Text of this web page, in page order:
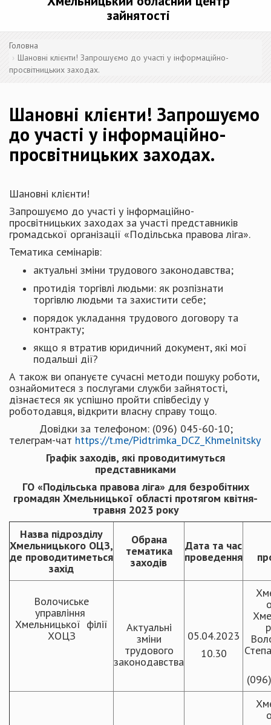
зайнятості
Головна
Шановні клієнти! Запрошуємо до участі у інформаційно-
просвітницьких заходах.
Шановні клієнти! Запрошуємо
до участі у інформаційно-
просвітницьких заходах.
Шановні клієнти!
Запрошуємо до участі у інформаційно-
просвітницьких заходах за участі представників
громадської організації «Подільська правова ліга».
Тематика семінарів:
актуальні зміни трудового законодавства;
протидія торгівлі людьми: як розпізнати
торгівлю людьми та захистити себе;
порядок укладання трудового договору та
контракту;
якщо я втратив юридичний документ, які мої
подальші дії?
А також ви опануєте сучасні методи пошуку роботи,
ознайомитеся з послугами служби зайнятості,
дізнаєтеся як успішно пройти співбесіду у
роботодавця, відкрити власну справу тощо.
Довідки за телефоном: (096) 045-60-10;
телеграм-чат https://t.me/Pidtrimka_DCZ_Khmelnitsky
Графік заходів, які проводитимуться
представниками
ГО «Подільська правова ліга» для безробітних
громадян Хмельницької області протягом квітня-
травня 2023 року
Назва підрозділу
Хмельницького ОЦЗ,
де проводитиметься
захід
Обрана
тематика
заходів
Дата та час
проведення
Волочиське
управління
Хмельницької філії
ХОЦЗ
Актуальні
зміни
трудового
законодавства
05.04.2023
10.30